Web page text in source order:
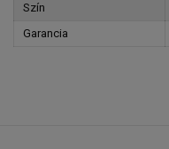
Szín
Garancia